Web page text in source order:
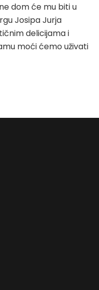
dom će mu biti u
Josipa Jurja
delicijama i
moći ćemo uživati